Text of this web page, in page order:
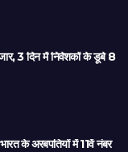
3 दिन में निवेशकों के डूबे 8
के अरबपतियों में 11वें नंबर